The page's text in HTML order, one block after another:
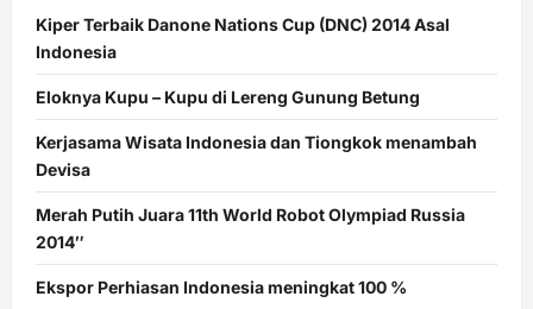
Kiper Terbaik Danone Nations Cup (DNC) 2014 Asal
Indonesia
Eloknya Kupu – Kupu di Lereng Gunung Betung
Kerjasama Wisata Indonesia dan Tiongkok menambah
Devisa
Merah Putih Juara 11th World Robot Olympiad Russia
2014″
Ekspor Perhiasan Indonesia meningkat 100 %